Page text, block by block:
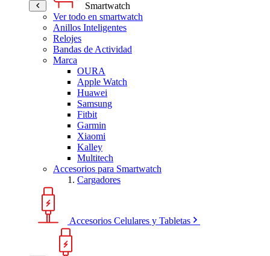
Smartwatch
Ver todo en smartwatch
Anillos Inteligentes
Relojes
Bandas de Actividad
Marca
OURA
Apple Watch
Huawei
Samsung
Fitbit
Garmin
Xiaomi
Kalley
Multitech
Accesorios para Smartwatch
Cargadores
Accesorios Celulares y Tabletas